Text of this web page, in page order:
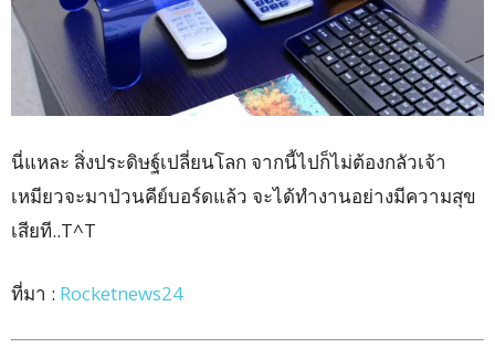
นี่แหละ สิ่งประดิษฐ์เปลี่ยนโลก จากนี้ไปก็ไม่ต้องกลัวเจ้า
เหมียวจะมาป่วนคีย์บอร์ดแล้ว จะได้ทำงานอย่างมีความสุข
เสียที..T^T
ที่มา : Rocketnews24